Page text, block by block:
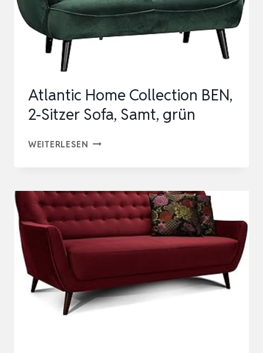
Atlantic Home Collection BEN,
2-Sitzer Sofa, Samt, grün
WEITERLESEN ATLANTIC
BEN,
2-
SITZER
SOFA,